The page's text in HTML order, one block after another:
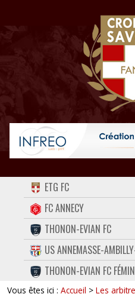
ACCUEIL
FORUM
CONTACT
FACEBOOK
TWITTER
ETG FC
FC ANNECY
THONON-EVIAN FC
US ANNEMASSE-
THONON-EVIAN FC
Vous êtes ici : Accueil > Les